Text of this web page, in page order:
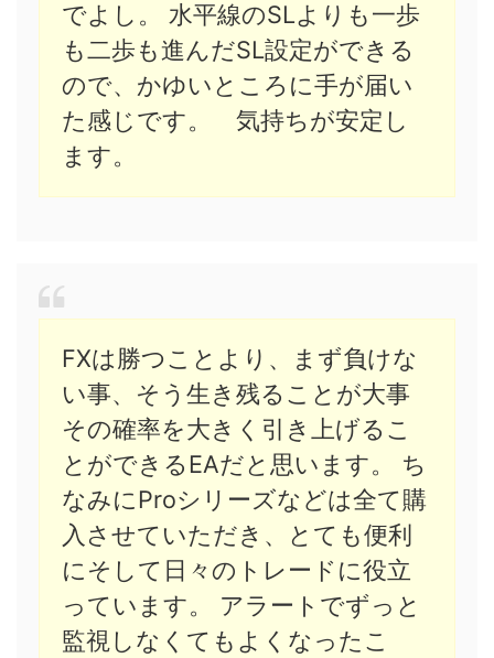
でよし。 水平線のSLよりも一歩
も二歩も進んだSL設定ができる
ので、かゆいところに手が届い
た感じです。 気持ちが安定し
ます。
FXは勝つことより、まず負けな
い事、そう生き残ることが大事
その確率を大きく引き上げるこ
とができるEAだと思います。 ち
なみにProシリーズなどは全て購
入させていただき、とても便利
にそして日々のトレードに役立
っています。 アラートでずっと
監視しなくてもよくなったこ